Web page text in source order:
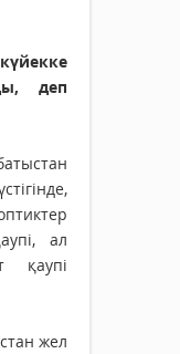
деп
ал
қаупі
жел